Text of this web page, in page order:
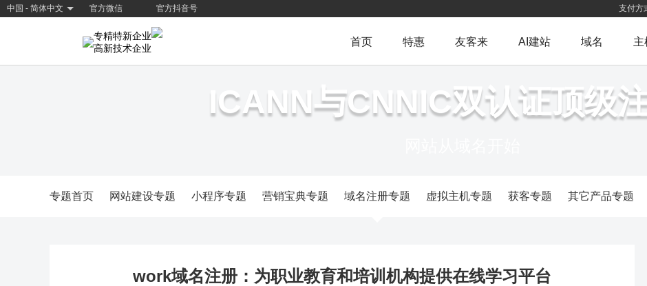
中国 - 简体中文 官方微信 官方抖音号 支付方
专精特新企业
高新技术企业
首页 特惠 友客来 AI建站 域名 主
ICANN与CNNIC双认证顶级
专题首页 网站建设专题 小程序专题 营销宝典专题 域名注册专题 虚拟主机专题 获客专题 其它产品专题
work域名注册：为职业教育和培训机构提供在线学习平台